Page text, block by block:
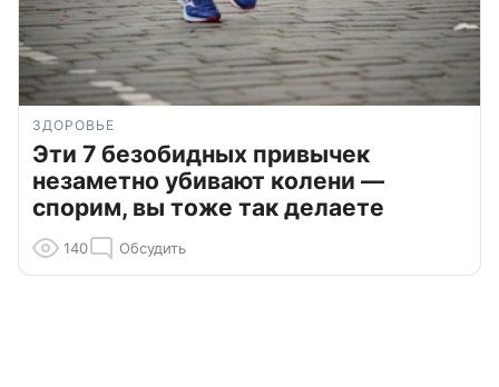
ЗДОРОВЬЕ
Эти 7 безобидных привычек
незаметно убивают колени —
спорим, вы тоже так делаете
140 Обсудить